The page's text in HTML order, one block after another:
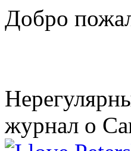
Добро
журнал о